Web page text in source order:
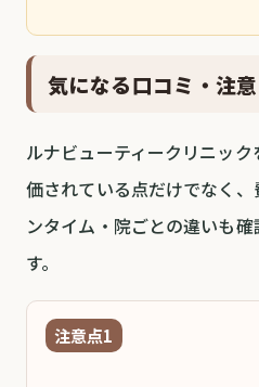
気になる口コミ・注
ルナビューティークリニッ
価されている点だけでなく
ンタイム・院ごとの違いも
す。
注意点1